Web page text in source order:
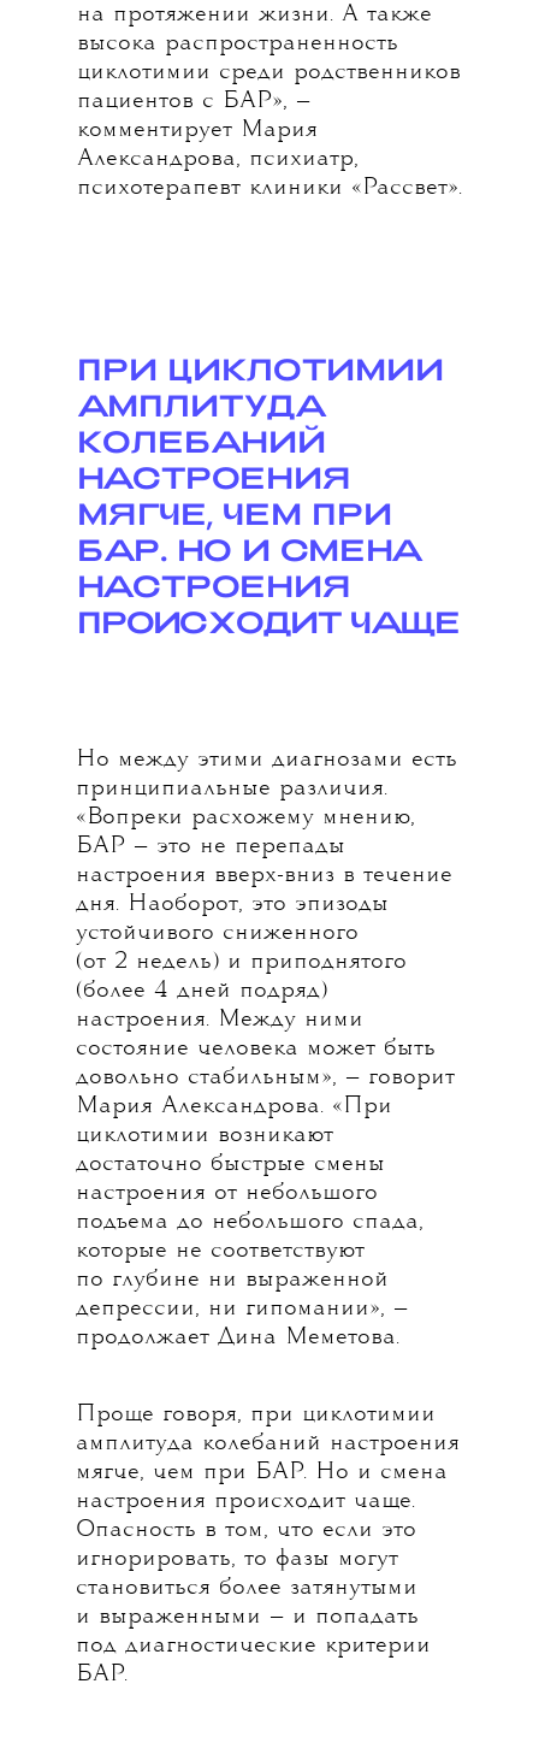
на протяжении жизни. А также
высока распространенность
циклотимии среди родственников
пациентов с БАР», —
комментирует Мария
Александрова, психиатр,
психотерапевт клиники «Рассвет».
ПРИ ЦИКЛОТИМИИ
АМПЛИТУДА
КОЛЕБАНИЙ
НАСТРОЕНИЯ
МЯГЧЕ, ЧЕМ ПРИ
БАР. НО И СМЕНА
НАСТРОЕНИЯ
ПРОИСХОДИТ ЧАЩЕ
Но между этими диагнозами есть
принципиальные различия.
«Вопреки расхожему мнению,
БАР — это не перепады
настроения вверх-вниз в течение
дня. Наоборот, это эпизоды
устойчивого сниженного
(от 2 недель) и приподнятого
(более 4 дней подряд)
настроения. Между ними
состояние человека может быть
довольно стабильным», — говорит
Мария Александрова. «При
циклотимии возникают
достаточно быстрые смены
настроения от небольшого
подъема до небольшого спада,
которые не соответствуют
по глубине ни выраженной
депрессии, ни гипомании», —
продолжает Дина Меметова.
Проще говоря, при циклотимии
амплитуда колебаний настроения
мягче, чем при БАР. Но и смена
настроения происходит чаще.
Опасность в том, что если это
игнорировать, то фазы могут
становиться более затянутыми
и выраженными — и попадать
под диагностические критерии
БАР.